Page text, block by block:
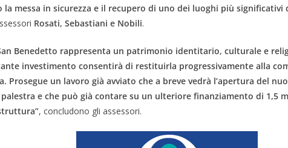
la messa in sicurezza e il recupero di uno dei luoghi più significativi
Rosati, Sebastiani e Nobili.
Benedetto rappresenta un patrimonio identitario, culturale e
investimento consentirà di restituirla progressivamente alla
Prosegue un lavoro già avviato che a breve vedrà l’apertura del
palestra e che può già contare su un ulteriore finanziamento di 1,5
, concludono gli assessori.